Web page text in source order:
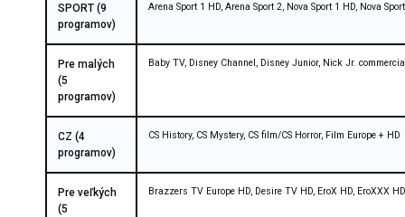
SPORT (9
programov)
Arena Sport 1 HD, Arena Sport 2, Nova Sport 1 HD, Nova
Pre malých
(5
programov)
Baby TV, Disney Channel, Disney Junior, Nick Jr.
CZ (4
programov)
CS History, CS Mystery, CS film/CS Horror, Film Europe + HD
Pre veľkých
(5
Brazzers TV Europe HD, Desire TV HD, EroX HD, EroXXX